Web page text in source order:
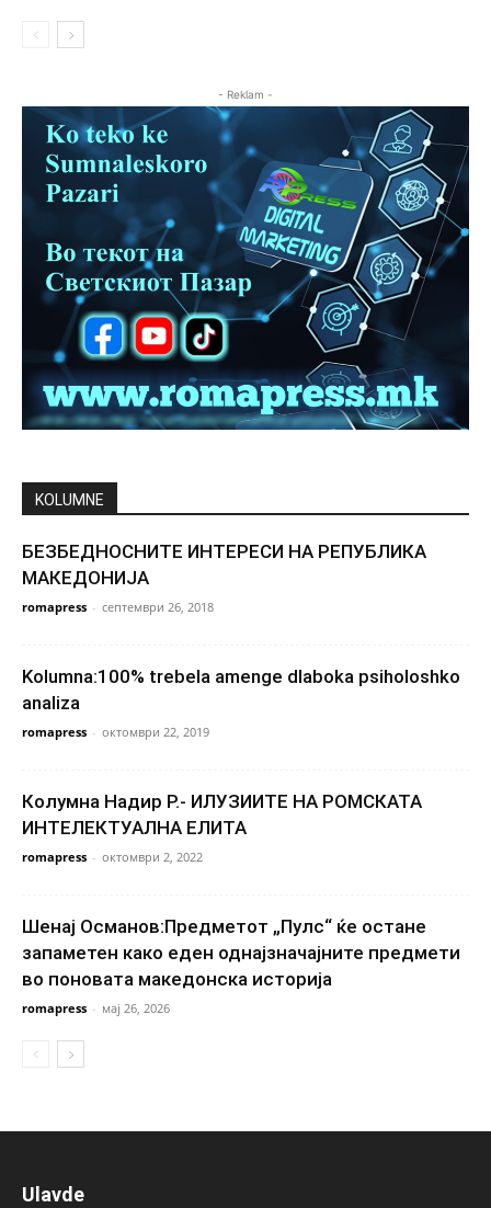
- Reklam -
KOLUMNE
БЕЗБЕДНОСНИТЕ ИНТЕРЕСИ НА РЕПУБЛИКА
МАКЕДОНИЈА
romapress - септември 26, 2018
Kolumna:100% trebela amenge dlaboka psiholoshko
analiza
romapress - октомври 22, 2019
Колумна Надир Р.- ИЛУЗИИТЕ НА РОМСКАТА
ИНТЕЛЕКТУАЛНА ЕЛИТА
romapress - октомври 2, 2022
Шенај Османов:Предметот „Пулс“ ќе остане
запаметен како еден однајзначајните предмети
во поновата македонска историја
romapress - мај 26, 2026
Ulavde